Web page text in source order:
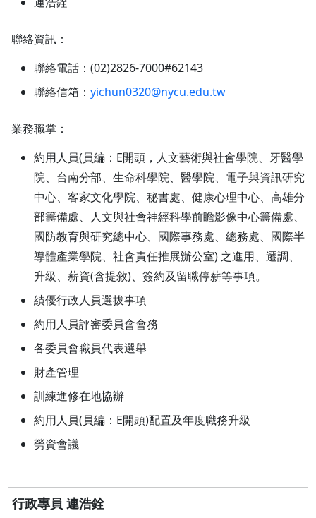
聯絡資訊：
聯絡電話：(02)2826-7000#62143
聯絡信箱： yichun0320@nycu.edu.tw
業務職掌：
約用人員(員編：E開頭，人文藝術與社會學院、牙醫學
院、台南分部、生命科學院、醫學院、電子與資訊研究
中心、客家文化學院、秘書處、健康心理中心、高雄分
部籌備處、人文與社會神經科學前瞻影像中心籌備處、
國防教育與研究總中心、國際事務處、總務處、國際半
導體產業學院、社會責任推展辦公室) 之進用、遷調、
升級、薪資(含提敘)、簽約及留職停薪等事項。
績優行政人員選拔事項
約用人員評審委員會會務
各委員會職員代表選舉
財產管理
訓練進修在地協辦
約用人員(員編：E開頭)配置及年度職務升級
勞資會議
行政專員 連浩銓